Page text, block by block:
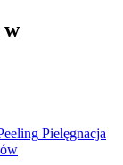
w
Pielęgnacja